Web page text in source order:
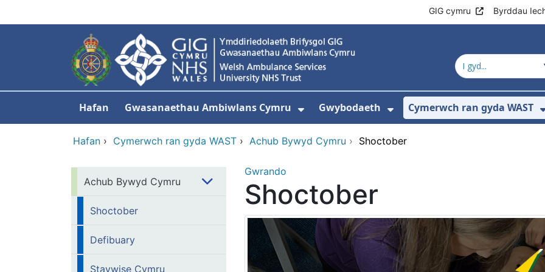
GIG cymru Byrddau
Hafan Gwasanaethau Ambiwlans Cymru
Dangos isddewislen ar gyfer
Gwybodaeth
Dangos isddewislen ar
Cymerwch ran gyda WAST
Hafan › Cymerwch ran gyda WAST › Achub Bywyd Cymru › Shoctober
Achub Bywyd Cymru
Shoctober
Defibuary
Staywise Cymru
Gwrando
Shoctober